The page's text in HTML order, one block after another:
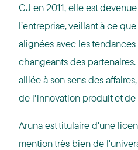
CJ en 2011, elle est
l’entreprise, veillant à ce
alignées avec les
changeants des
alliée à son sens des
de l'innovation produit et de
Aruna est titulaire d'une
mention très bien de